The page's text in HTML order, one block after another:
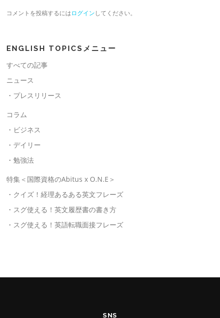
コメントを投稿するにはログインしてください。
ENGLISH TOPICSメニュー
すべての記事
ニュース
・プレスリリース
コラム
・ビジネス
・デイリー
・勉強法
特集＜国際資格のAbitus x O.N.E＞
・クイズ！経理あるある英文フレーズ
・スグ使える！英文履歴書の書き方
・スグ使える！英語転職面接フレーズ
SNS